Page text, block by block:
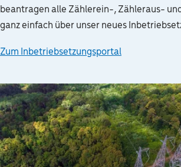
beantragen alle Zählerein-, Zähleraus-
ganz einfach über unser neues
Zum Inbetriebsetzungsportal